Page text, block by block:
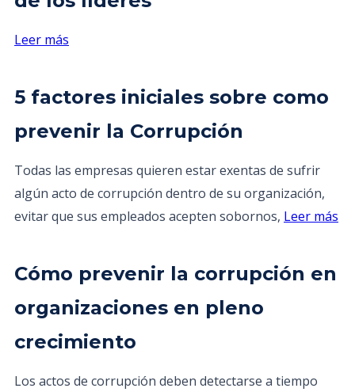
Leer más
5 factores iniciales sobre como
prevenir la Corrupción
Todas las empresas quieren estar exentas de sufrir
algún acto de corrupción dentro de su organización,
evitar que sus empleados acepten sobornos, Leer más
Cómo prevenir la corrupción en
organizaciones en pleno
crecimiento
Los actos de corrupción deben detectarse a tiempo